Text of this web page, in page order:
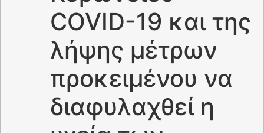
COVID-19 και της
λήψης μέτρων
προκειμένου να
διαφυλαχθεί η